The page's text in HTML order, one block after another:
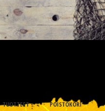
TUOTTEET
POISTOKORI